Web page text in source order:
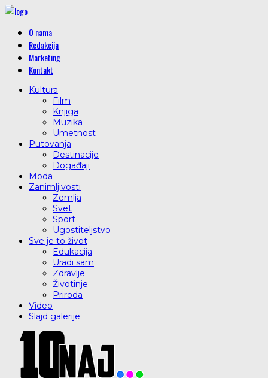
O nama
Redakcija
Marketing
Kontakt
Kultura
Film
Knjiga
Muzika
Umetnost
Putovanja
Destinacije
Događaji
Moda
Zanimljivosti
Zemlja
Svet
Sport
Ugostiteljstvo
Sve je to život
Edukacija
Uradi sam
Zdravlje
Životinje
Priroda
Video
Slajd galerije